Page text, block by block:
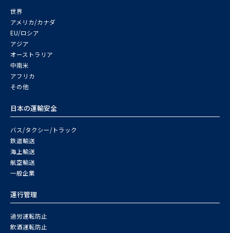
世界
アメリカ/カナダ
EU/ロシア
アジア
オーストラリア
中南米
アフリカ
その他
日本の運輸安全
バス/タクシー/トラック
鉄道輸送
海上輸送
航空輸送
一般企業
運行管理
過労運転防止
飲酒運転防止